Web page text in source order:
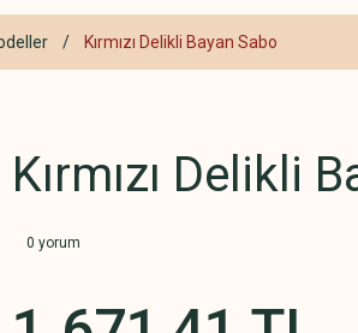
Kırmızı Delikli Bayan Sabo
Kırmızı Delikli
0 yorum